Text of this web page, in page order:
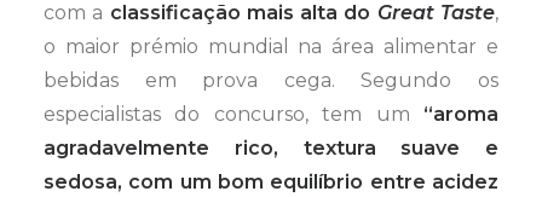
com a classificação mais alta do Great Taste,
o maior prémio mundial na área alimentar e
bebidas em prova cega. Segundo os
especialistas do concurso, tem um “aroma
agradavelmente rico, textura suave e
sedosa, com um bom equilíbrio entre acidez